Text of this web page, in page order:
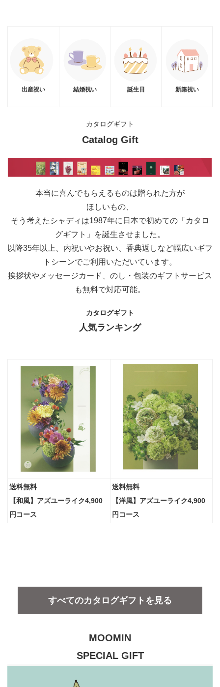
出産祝い 結婚祝い 誕生日 新築祝い
カタログギフト
Catalog Gift
本当に喜んでもらえるものは贈られた方が
ほしいもの、
そう考えたシャディは1987年に日本で初めての「カタロ
グギフト」を誕生させました。
以降35年以上、内祝いやお祝い、香典返しなど幅広いギフ
トシーンでご利用いただいています。
挨拶状やメッセージカード、のし・包装のギフトサービス
も無料で対応可能。
カタログギフト
人気ランキング
送料無料
【和風】アズユーライク4,900
円コース
送料無料
【洋風】アズユーライク4,900
円コース
すべてのカタログギフトを見る
MOOMIN
SPECIAL GIFT